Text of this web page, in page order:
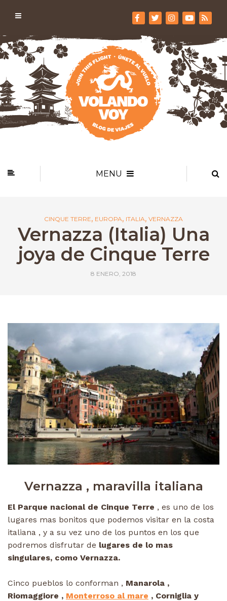
MENU
CINQUE TERRE, EUROPA, ITALIA, VERNAZZA
Vernazza (Italia) Una
joya de Cinque Terre
8 ENERO, 2018
Vernazza , maravilla italiana
El Parque nacional de Cinque Terre , es uno de los
lugares mas bonitos que podemos visitar en la costa
italiana , y a su vez uno de los puntos en los que
podremos disfrutar de lugares de lo mas
singulares, como Vernazza.
Cinco pueblos lo conforman , Manarola ,
Riomaggiore , Monterroso al mare , Corniglia y